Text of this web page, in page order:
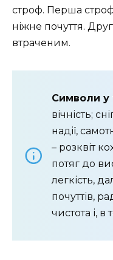
строф. Перша
ніжне почуття.
втраченим.
Символи у
вічність;
надії,
– розквіт
потяг до
легкість,
почуттів,
чистота і, в